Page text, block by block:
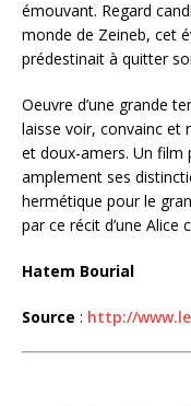
émouvant. Regard
monde de Zeineb, cet
prédestinait à quitter
Oeuvre d’une grande
laisse voir, convainc et
et doux-amers. Un film
amplement ses
hermétique pour le
par ce récit d’une
Hatem Bourial
Source : http://